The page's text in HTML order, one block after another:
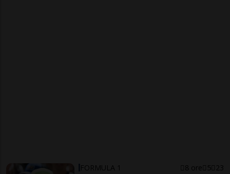
FORMULA 1 8 ore 5 23